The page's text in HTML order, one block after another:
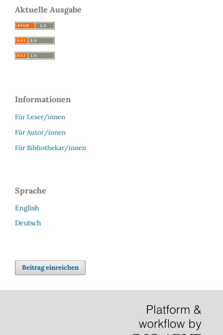
Aktuelle Ausgabe
Informationen
Für Leser/innen
Für Autor/innen
Für Bibliothekar/innen
Sprache
English
Deutsch
Beitrag einreichen